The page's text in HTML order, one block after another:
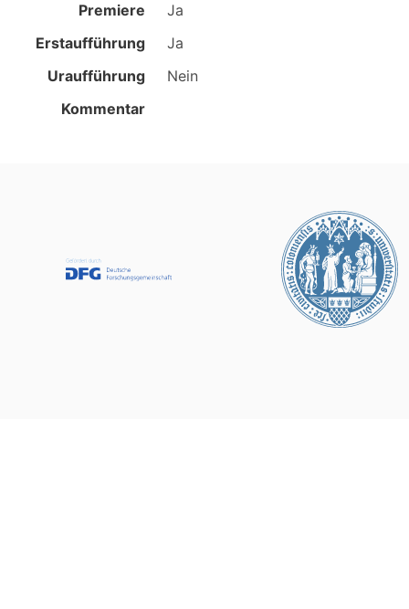
Premiere
Ja
Erstaufführung
Ja
Uraufführung
Nein
Kommentar